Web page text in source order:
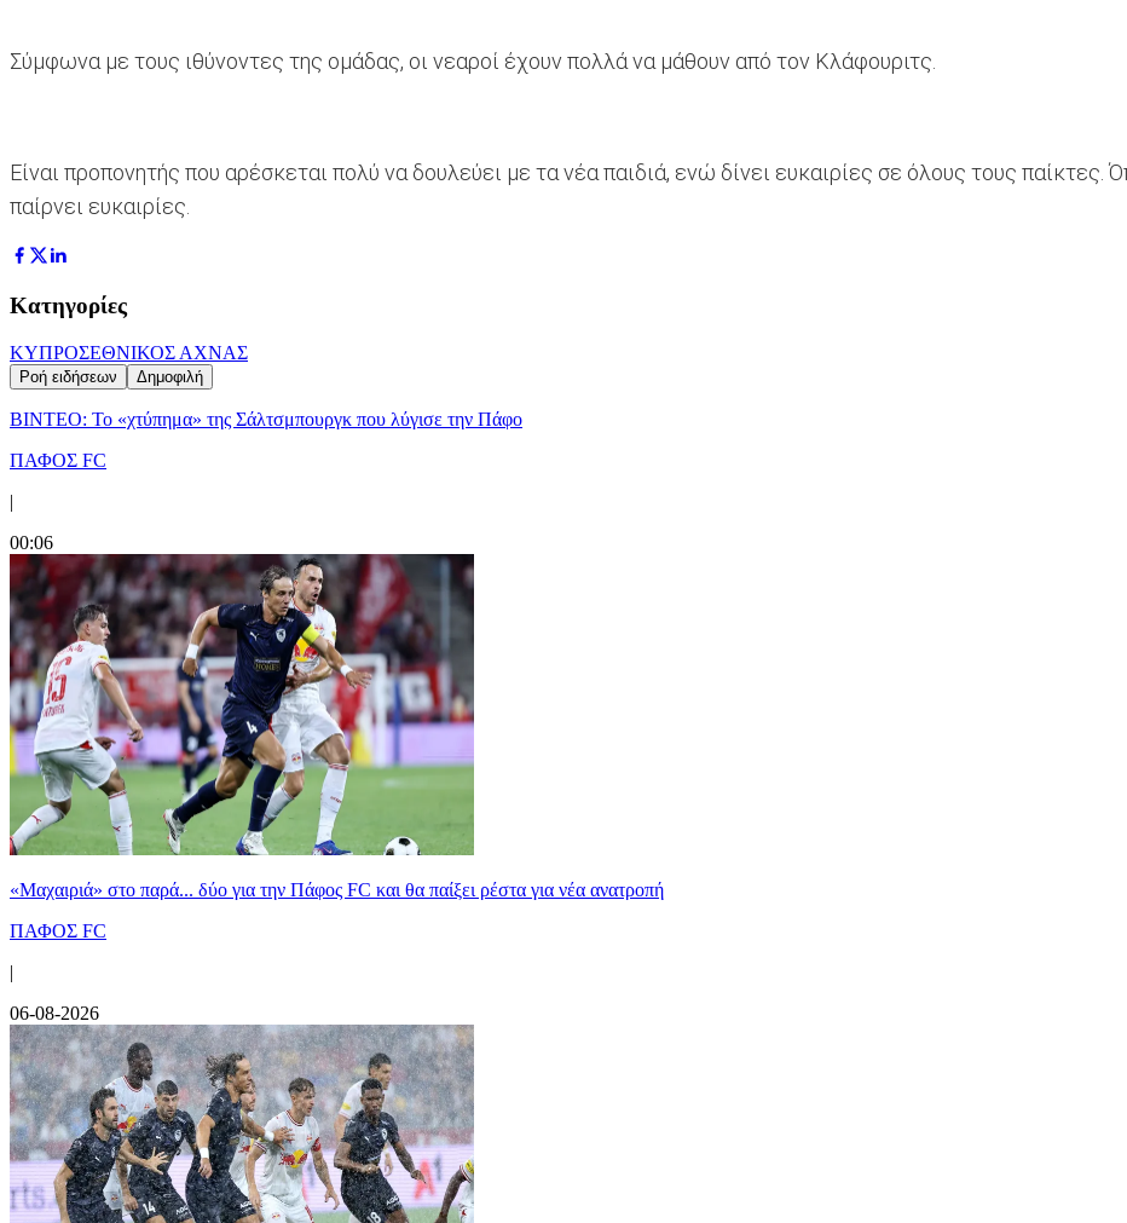
Σύμφωνα με τους ιθύνοντες της ομάδας, οι νεαροί έχουν πολλά να μάθουν από τον Κλάφουριτς.
Είναι προπονητής που αρέσκεται πολύ να δουλεύει με τα νέα παιδιά, ενώ δίνει ευκαιρίες σε όλους τους παίκτες.
παίρνει ευκαιρίες.
Κατηγορίες
ΚΥΠΡΟΣΕΘΝΙΚΟΣ ΑΧΝΑΣ
Ροή ειδήσεων Δημοφιλή
ΒΙΝΤΕΟ: Το «χτύπημα» της Σάλτσμπουργκ που λύγισε την Πάφο
ΠΑΦΟΣ FC
|
00:06
«Μαχαιριά» στο παρά... δύο για την Πάφος FC και θα παίξει ρέστα για νέα ανατροπή
ΠΑΦΟΣ FC
|
06-08-2026